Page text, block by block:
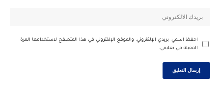
احفظ اسمي، بريدي الإلكتروني، والموقع الإلكتروني في هذا المتصفح لاستخدامها المرة
المقبلة في تعليقي.